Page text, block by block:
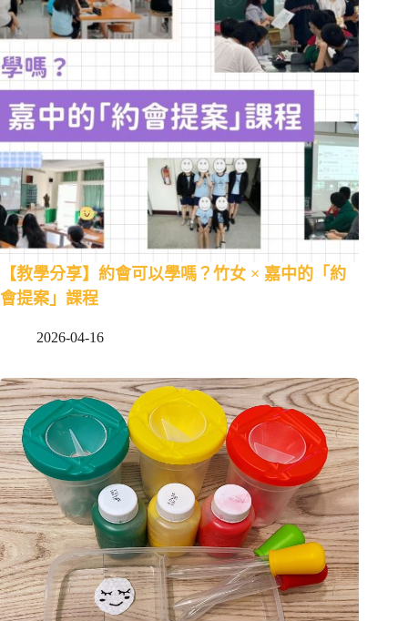
【教學分享】約會可以學嗎？竹女 × 嘉中的「約
會提案」課程
2026-04-16